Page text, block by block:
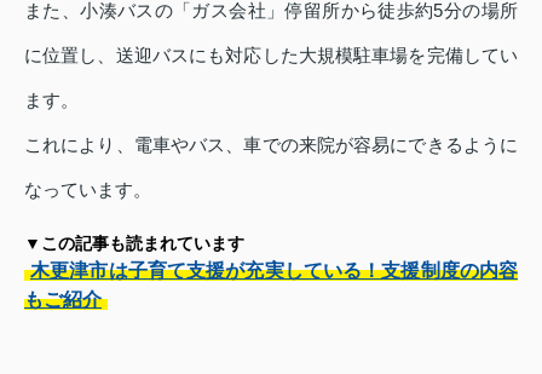
また、小湊バスの「ガス会社」停留所から徒歩約5分の場所
に位置し、送迎バスにも対応した大規模駐車場を完備してい
ます。
これにより、電車やバス、車での来院が容易にできるように
なっています。
▼この記事も読まれています
木更津市は子育て支援が充実している！支援制度の内容
もご紹介